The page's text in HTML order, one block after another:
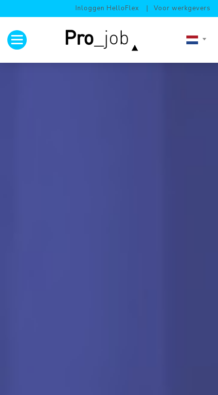
Inloggen HelloFlex Voor werkgevers
Toggle navigation